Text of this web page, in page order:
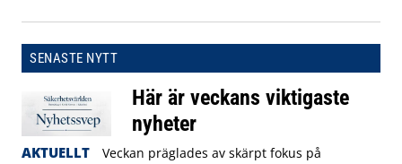
SENASTE NYTT
Här är veckans viktigaste
nyheter
AKTUELLT
Veckan präglades av skärpt fokus på